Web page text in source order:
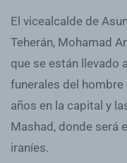
El vicealcalde de
Teherán, Mohamad
que se están llevado
funerales del
años en la capital y
Mashad, donde será
iraníes.